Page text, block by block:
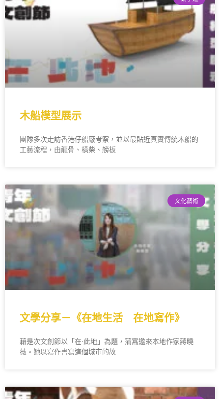
木船模型展示
團隊多次走訪香港仔船廠考察，並以最貼近真實傳統木船的
工藝流程，由龍骨、橫柴、艕板
文化藝術
文學分享－《在地生活 在地寫作》
藉是次文創節以「在·此地」為題，蒲窩邀來本地作家蔣曉
薇。她以寫作書寫這個城市的故